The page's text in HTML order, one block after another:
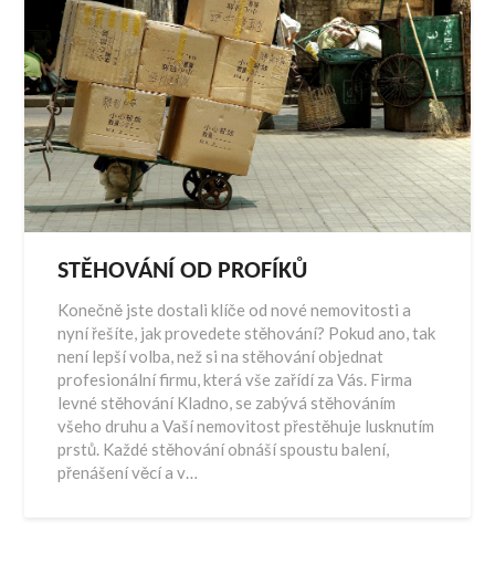
STĚHOVÁNÍ OD PROFÍKŮ
Konečně jste dostali klíče od nové nemovitosti a
nyní řešíte, jak provedete stěhování? Pokud ano, tak
není lepší volba, než si na stěhování objednat
profesionální firmu, která vše zařídí za Vás. Firma
levné stěhování Kladno, se zabývá stěhováním
všeho druhu a Vaší nemovitost přestěhuje lusknutím
prstů. Každé stěhování obnáší spoustu balení,
přenášení věcí a v…